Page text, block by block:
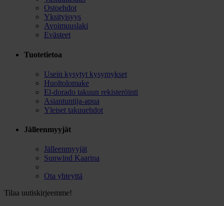
Ostoehdot
Yksityisyys
Avoimuuslaki
Evästeet
Tuotetietoa
Usein kysytyt kysymykset
Huoltolomake
El-dorado takuun rekisteröinti
Asiantuntija-apua
Yleiset takuuehdot
Jälleenmyyjät
Jälleenmyyjät
Sunwind Kaarina
Ota yhteyttä
Tilaa uutiskirjeemme!